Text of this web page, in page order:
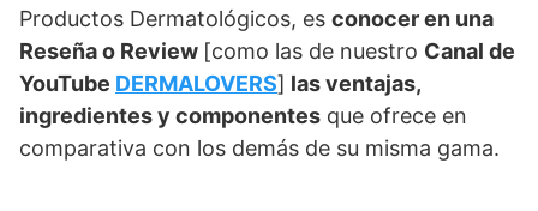
Productos Dermatológicos, es conocer en una
Reseña o Review [como las de nuestro Canal de
YouTube DERMALOVERS] las ventajas,
ingredientes y componentes que ofrece en
comparativa con los demás de su misma gama.